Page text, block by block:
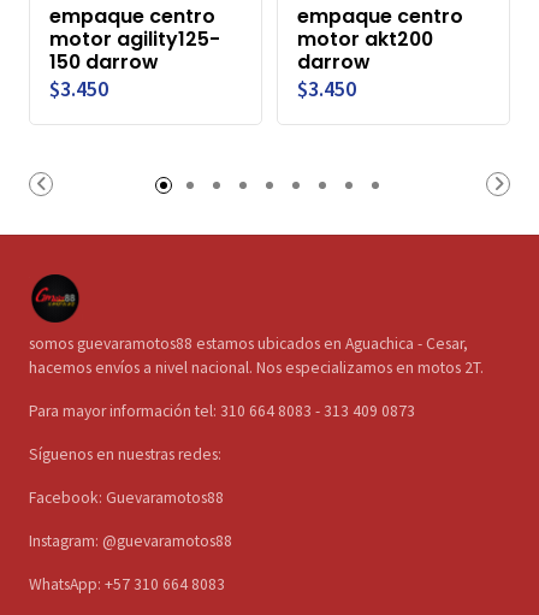
empaque centro
motor agility125-
150 darrow
$3.450
empaque centro
motor akt200
darrow
$3.450
somos guevaramotos88 estamos ubicados en Aguachica - Cesar,
hacemos envíos a nivel nacional. Nos especializamos en motos 2T.
Para mayor información tel: 310 664 8083 - 313 409 0873
Síguenos en nuestras redes:
Facebook: Guevaramotos88
Instagram: @guevaramotos88
WhatsApp: +57 310 664 8083